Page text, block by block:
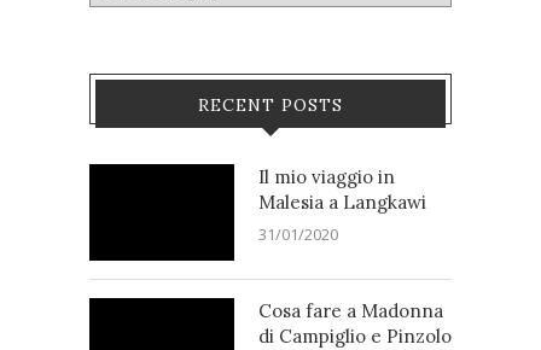
RECENT POSTS
Il mio viaggio in
Malesia a Langkawi
31/01/2020
Cosa fare a Madonna
di Campiglio e Pinzolo